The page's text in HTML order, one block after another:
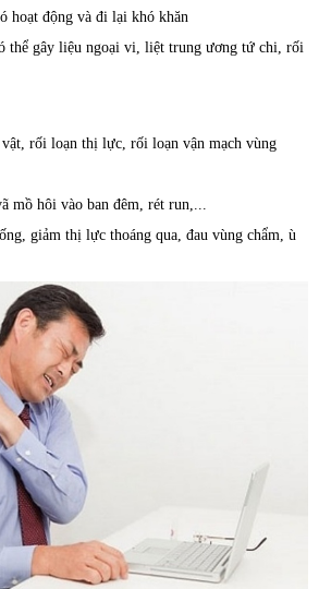
hoạt động và đi lại khó khăn
thể gây liệu ngoại vi, liệt trung ương tứ chi, rối
rối loạn thị lực, rối loạn vận mạch vùng
mồ hôi vào ban đêm, rét run,...
giảm thị lực thoáng qua, đau vùng chẩm, ù